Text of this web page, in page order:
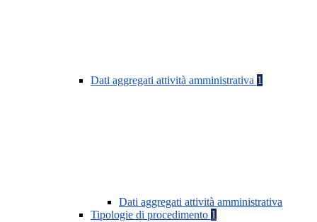
Dati aggregati attività amministrativa 1
Dati aggregati attività amministrativa
Tipologie di procedimento 1